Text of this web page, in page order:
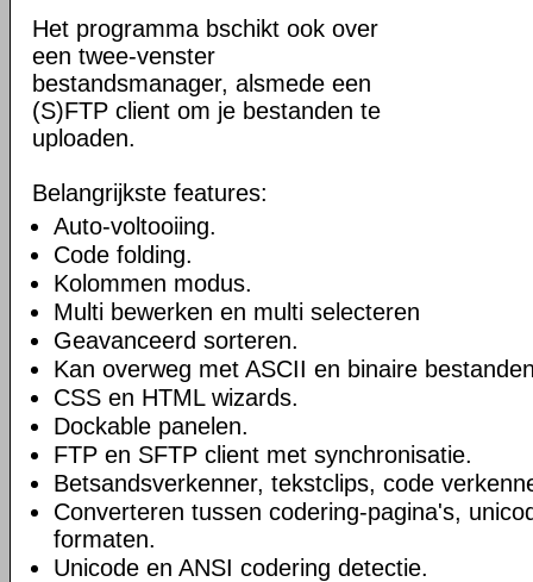
Het programma bschikt ook over
een twee-venster
bestandsmanager, alsmede een
(S)FTP client om je bestanden te
uploaden.
Belangrijkste features:
Auto-voltooiing.
Code folding.
Kolommen modus.
Multi bewerken en multi selecteren
Geavanceerd sorteren.
Kan overweg met ASCII en binaire
CSS en HTML wizards.
Dockable panelen.
FTP en SFTP client met synchronisatie.
Betsandsverkenner, tekstclips, code
Converteren tussen codering-pagina's,
formaten.
Unicode en ANSI codering detectie.